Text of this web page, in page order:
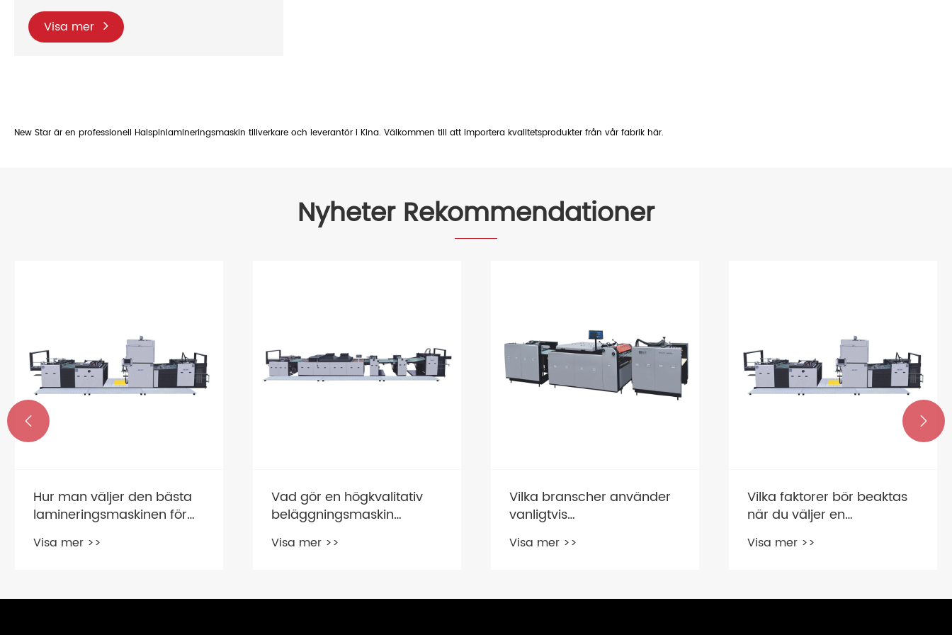
Visa mer
New Star är en professionell Halspinlamineringsmaskin tillverkare och leverantör i Kina. Välkommen till att importera kvalitetsprodukter från vår fabrik här.
Nyheter Rekommendationer
Vad gör en högkvalitativ
beläggningsmaskin
tillverkning?
Visa mer >>
Vilka branscher använder
vanligtvis
Visa mer >>
Vilka faktorer bör beaktas
när du väljer en
Visa mer >>
UV -
Visa mer >>
 